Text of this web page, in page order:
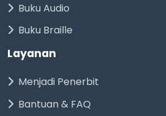
Buku Audio
Buku Braille
Layanan
Menjadi Penerbit
Bantuan & FAQ